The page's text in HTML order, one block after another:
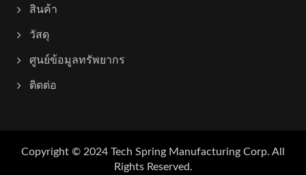
สินค้า
วัสดุ
ศูนย์ข้อมูลทรัพยากร
ติดต่อ
Copyright © 2024 Tech Spring Manufacturing Corp. All
Rights Reserved.